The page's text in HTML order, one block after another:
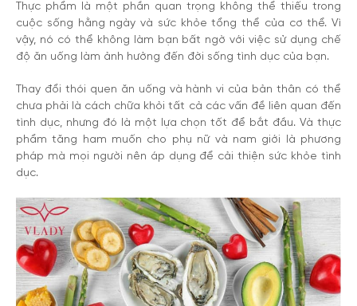
Thực phẩm là một phần quan trọng không thể thiếu trong
cuộc sống hằng ngày và sức khỏe tổng thể của cơ thể. Vì
vậy, nó có thể không làm bạn bất ngờ với việc sử dụng chế
độ ăn uống làm ảnh hưởng đến đời sống tình dục của bạn.
Thay đổi thói quen ăn uống và hành vi của bản thân có thể
chưa phải là cách chữa khỏi tất cả các vấn đề liên quan đến
tình dục, nhưng đó là một lựa chọn tốt để bắt đầu. Và thực
phẩm tăng ham muốn cho phụ nữ và nam giới là phương
pháp mà mọi người nên áp dụng để cải thiện sức khỏe tình
dục.